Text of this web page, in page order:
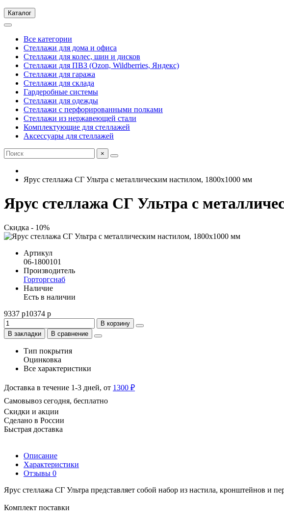
Каталог
Все категории
Стеллажи для дома и офиса
Стеллажи для колес, шин и дисков
Стеллажи для ПВЗ (Ozon, Wildberries, Яндекс)
Стеллажи для гаража
Стеллажи для склада
Гардеробные системы
Стеллажи для одежды
Стеллажи с перфорированными полками
Стеллажи из нержавеющей стали
Комплектующие для стеллажей
Аксессуары для стеллажей
×
Ярус стеллажа СГ Ультра с металлическим настилом, 1800x1000 мм
Ярус стеллажа СГ Ультра с
Скидка - 10%
Артикул
06-1800101
Производитель
Горторгснаб
Наличие
Есть в наличии
9337 р10374 р
В корзину
В закладки
В сравнение
Тип покрытия
Оцинковка
Все характеристики
Доставка в течение 1-3 дней, от 1300 ₽
Самовывоз сегодня, бесплатно
Скидки и акции
Сделано в России
Быстрая доставка
Описание
Характеристики
Отзывы 0
Ярус стеллажа СГ Ультра представляет собой набор из настила, кронштейнов и
Комплект поставки